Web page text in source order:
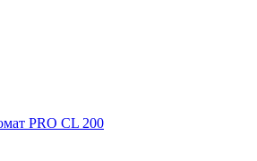
PRO CL 200